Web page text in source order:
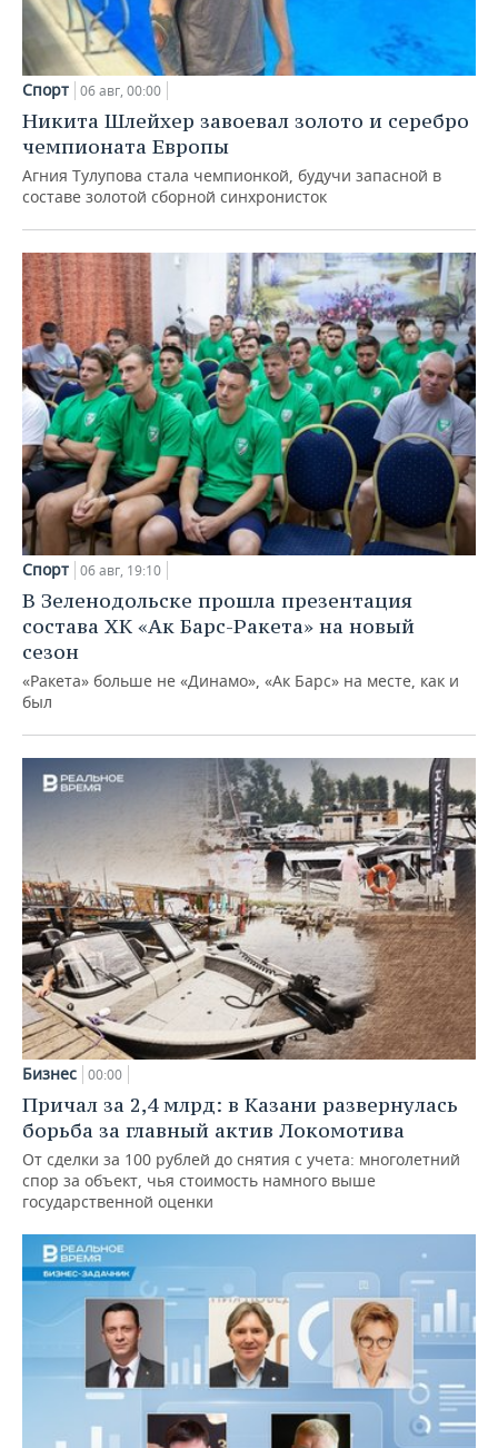
Спорт 06 авг, 00:00
Никита Шлейхер завоевал золото и серебро
чемпионата Европы
Агния Тулупова стала чемпионкой, будучи запасной в
составе золотой сборной синхронисток
Спорт 06 авг, 19:10
В Зеленодольске прошла презентация
состава ХК «Ак Барс-Ракета» на новый
сезон
«Ракета» больше не «Динамо», «Ак Барс» на месте, как и
был
Бизнес 00:00
Причал за 2,4 млрд: в Казани развернулась
борьба за главный актив Локомотива
От сделки за 100 рублей до снятия с учета: многолетний
спор за объект, чья стоимость намного выше
государственной оценки